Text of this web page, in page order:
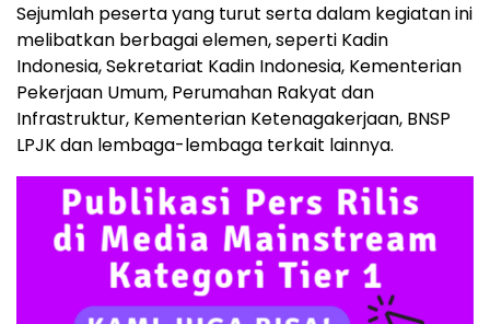
Sejumlah peserta yang turut serta dalam kegiatan ini
melibatkan berbagai elemen, seperti Kadin
Indonesia, Sekretariat Kadin Indonesia, Kementerian
Pekerjaan Umum, Perumahan Rakyat dan
Infrastruktur, Kementerian Ketenagakerjaan, BNSP
LPJK dan lembaga-lembaga terkait lainnya.